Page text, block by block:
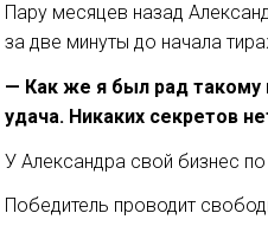
Пару месяцев назад
за две минуты до начала
— Как же я был рад такому
удача. Никаких секретов
У Александра свой бизнес
Победитель проводит